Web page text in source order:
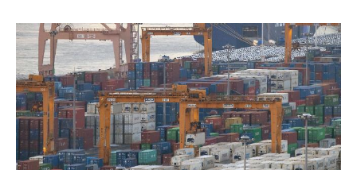
b
o
o
k
t
e
r
o
u
t
i
n